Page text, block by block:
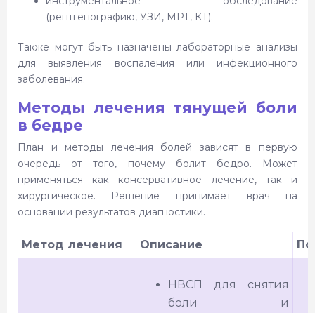
(рентгенографию, УЗИ, МРТ, КТ).
Также могут быть назначены лабораторные анализы
для выявления воспаления или инфекционного
заболевания.
Методы лечения тянущей боли
в бедре
План и методы лечения болей зависят в первую
очередь от того, почему болит бедро. Может
применяться как консервативное лечение, так и
хирургическое. Решение принимает врач на
основании результатов диагностики.
Метод лечения Описание
НВСП для снятия
боли и